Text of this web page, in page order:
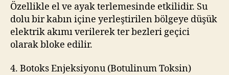
Özellikle el ve ayak terlemesinde etkilidir. Su
dolu bir kabın içine yerleştirilen bölgeye düşük
elektrik akımı verilerek ter bezleri geçici
olarak bloke edilir.
4. Botoks Enjeksiyonu (Botulinum Toksin)